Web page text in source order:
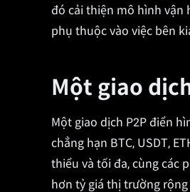
đó cải thiện mô hình vận
phụ thuộc vào việc bên
Một giao
Một giao dịch P2P điển
chẳng hạn BTC, USDT,
thiểu và tối đa, cùng các
hơn tỷ giá thị trường